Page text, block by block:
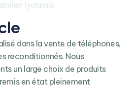
lyonnais
dans la vente de téléphones,
reconditionnés. Nous
un large choix de produits
en état pleinement